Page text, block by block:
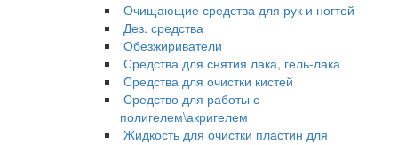
Очищающие средства для рук и ногтей
Дез. средства
Обезжириватели
Средства для снятия лака, гель-лака
Средства для очистки кистей
Средство для работы с
полигелем\акригелем
Жидкость для очистки пластин для